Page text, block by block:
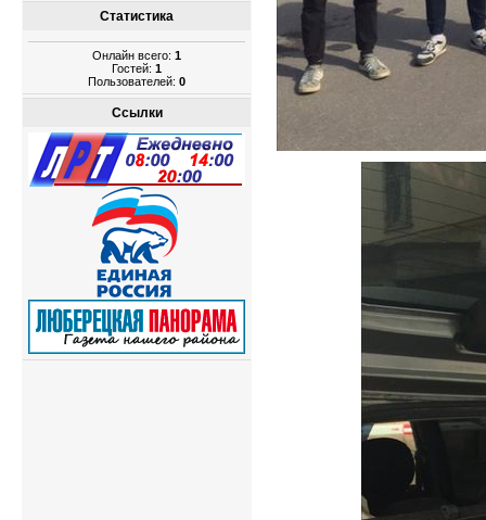
Статистика
Онлайн всего: 1
Гостей: 1
Пользователей: 0
Ссылки